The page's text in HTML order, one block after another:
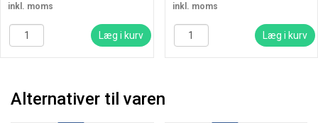
inkl. moms
Læg i kurv
inkl. moms
Læg i kurv
Alternativer til varen